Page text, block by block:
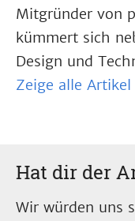
Mitgründer von
kümmert sich
Design und
Zeige alle
Hat dir der
Wir würden uns